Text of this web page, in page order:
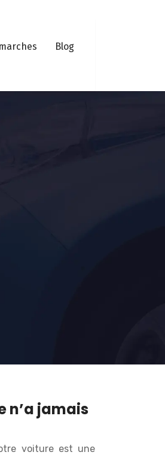
Blog
n’a jamais
voiture est une